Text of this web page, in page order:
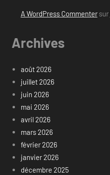
A WordPress Commentersur
Archives
août 2026
juillet 2026
juin 2026
mai 2026
avril 2026
mars 2026
février 2026
janvier 2026
décembre 2025